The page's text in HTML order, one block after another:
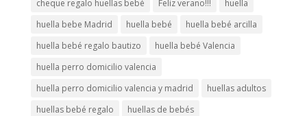
cheque regalo huellas bebé
Feliz verano!!!
huella
huella bebe Madrid
huella bebé
huella bebé arcilla
huella bebé regalo bautizo
huella bebé Valencia
huella perro domicilio valencia
huella perro domicilio valencia y madrid
huellas adultos
huellas bebé regalo
huellas de bebés